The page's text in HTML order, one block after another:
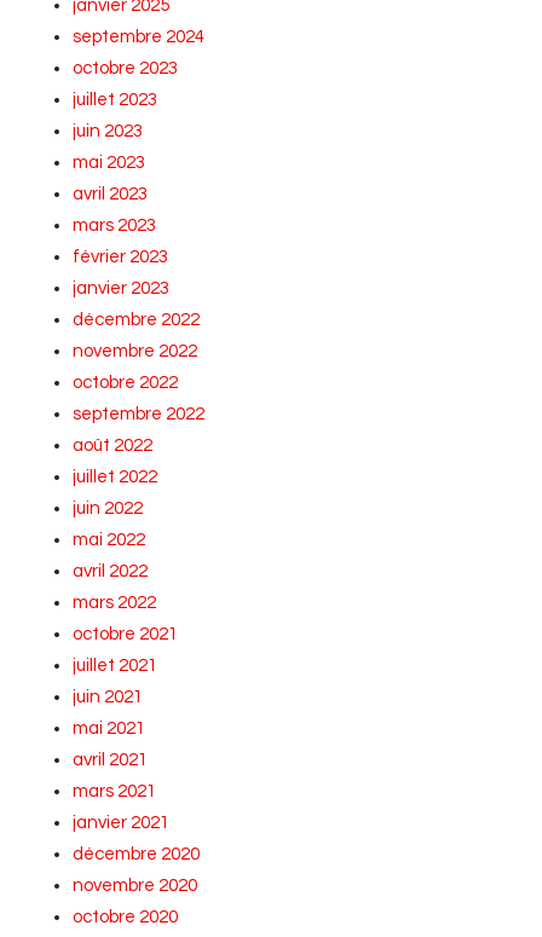
janvier 2025
septembre 2024
octobre 2023
juillet 2023
juin 2023
mai 2023
avril 2023
mars 2023
février 2023
janvier 2023
décembre 2022
novembre 2022
octobre 2022
septembre 2022
août 2022
juillet 2022
juin 2022
mai 2022
avril 2022
mars 2022
octobre 2021
juillet 2021
juin 2021
mai 2021
avril 2021
mars 2021
janvier 2021
décembre 2020
novembre 2020
octobre 2020